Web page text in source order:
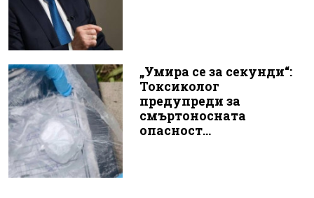
„Умира се за секунди“:
Токсиколог
предупреди за
смъртоносната
опасност...